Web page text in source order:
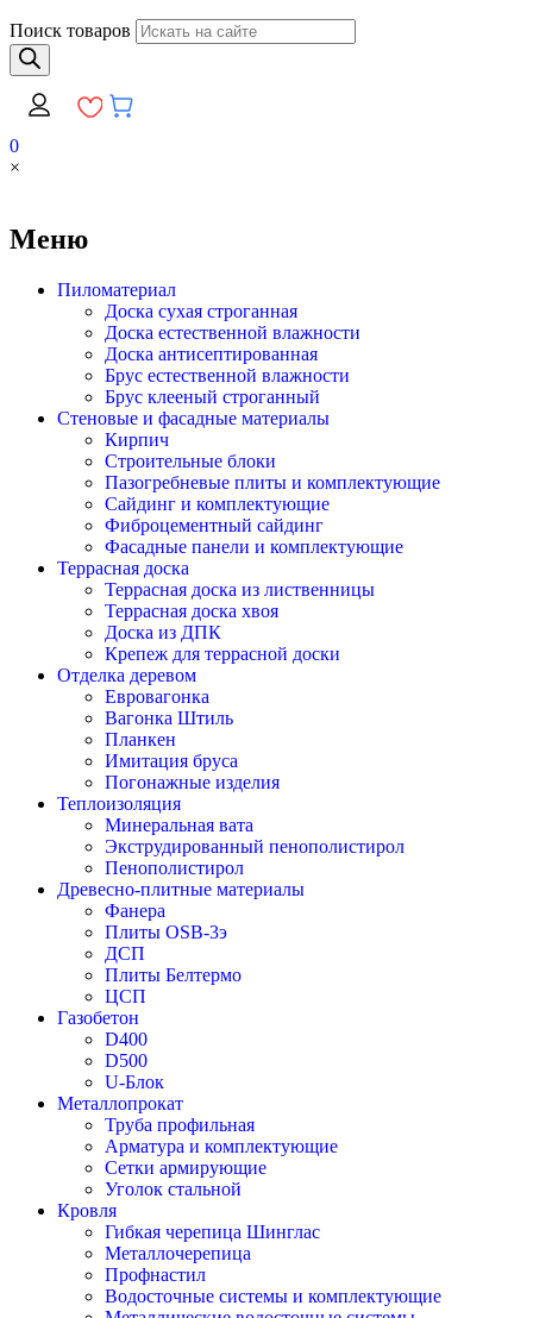
Поиск товаров
0
×
Меню
Пиломатериал
Доска сухая строганная
Доска естественной влажности
Доска антисептированная
Брус естественной влажности
Брус клееный строганный
Стеновые и фасадные материалы
Кирпич
Строительные блоки
Пазогребневые плиты и комплектующие
Сайдинг и комплектующие
Фиброцементный сайдинг
Фасадные панели и комплектующие
Террасная доска
Террасная доска из лиственницы
Террасная доска хвоя
Доска из ДПК
Крепеж для террасной доски
Отделка деревом
Евровагонка
Вагонка Штиль
Планкен
Имитация бруса
Погонажные изделия
Теплоизоляция
Минеральная вата
Экструдированный пенополистирол
Пенополистирол
Древесно-плитные материалы
Фанера
Плиты OSB-3э
ДСП
Плиты Белтермо
ЦСП
Газобетон
D400
D500
U-Блок
Металлопрокат
Труба профильная
Арматура и комплектующие
Сетки армирующие
Уголок стальной
Кровля
Гибкая черепица Шинглас
Металлочерепица
Профнастил
Водосточные системы и комплектующие